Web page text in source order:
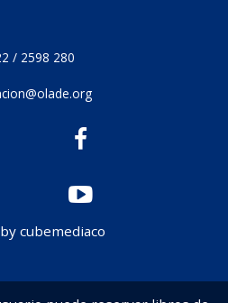
/ 2598 280
cubemediaco